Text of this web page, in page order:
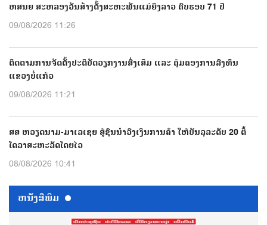
ຫສນຍ ສະຫລອງວັນສ້າງຕັ້ງສະຫະພັນແມ່ຍິງລາວ ຄົບຮອບ 71 ປີ
09/08/2026 11:26
ຕິດຕາມການຈັດຕັ້ງປະຕິບັດວຽກງານສົ່ງເສີມ ແລະ ຄຸ້ມຄອງການລົງທຶນ
ແຂວງບໍ່ແກ້ວ
09/08/2026 11:21
ສສ ຫວຽດນາມ-ມາເລເຊຍ ສູ້ຊົນນຳວົງເງິນການຄ້າ ໃຫ້ບັນລຸລະດັບ 20 ຕື້
ໂດລາສະຫະລັດໂດຍໄວ
08/08/2026 10:41
ຫນ້ັງສືພິມ